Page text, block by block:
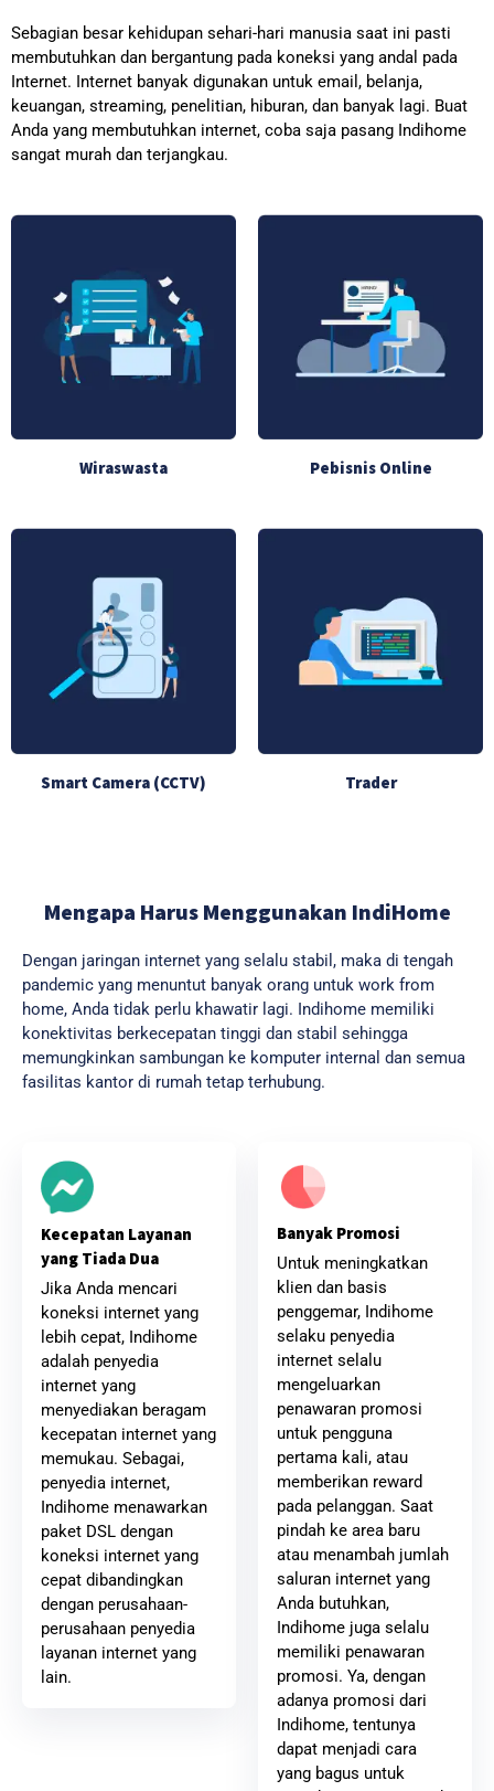
Sebagian besar kehidupan sehari-hari manusia saat ini pasti
membutuhkan dan bergantung pada koneksi yang andal pada
Internet. Internet banyak digunakan untuk email, belanja,
keuangan, streaming, penelitian, hiburan, dan banyak lagi. Buat
Anda yang membutuhkan internet, coba saja pasang Indihome
sangat murah dan terjangkau.
Wiraswasta Pebisnis Online
Smart Camera (CCTV) Trader
Mengapa Harus Menggunakan IndiHome
Dengan jaringan internet yang selalu stabil, maka di tengah
pandemic yang menuntut banyak orang untuk work from
home, Anda tidak perlu khawatir lagi. Indihome memiliki
konektivitas berkecepatan tinggi dan stabil sehingga
memungkinkan sambungan ke komputer internal dan semua
fasilitas kantor di rumah tetap terhubung.
Kecepatan Layanan
yang Tiada Dua
Jika Anda mencari
koneksi internet yang
lebih cepat, Indihome
adalah penyedia
internet yang
menyediakan beragam
kecepatan internet yang
memukau. Sebagai,
penyedia internet,
Indihome menawarkan
paket DSL dengan
koneksi internet yang
cepat dibandingkan
dengan perusahaan-
perusahaan penyedia
layanan internet yang
lain.
Banyak Promosi
Untuk meningkatkan
klien dan basis
penggemar, Indihome
selaku penyedia
internet selalu
mengeluarkan
penawaran promosi
untuk pengguna
pertama kali, atau
memberikan reward
pada pelanggan. Saat
pindah ke area baru
atau menambah jumlah
saluran internet yang
Anda butuhkan,
Indihome juga selalu
memiliki penawaran
promosi. Ya, dengan
adanya promosi dari
Indihome, tentunya
dapat menjadi cara
yang bagus untuk